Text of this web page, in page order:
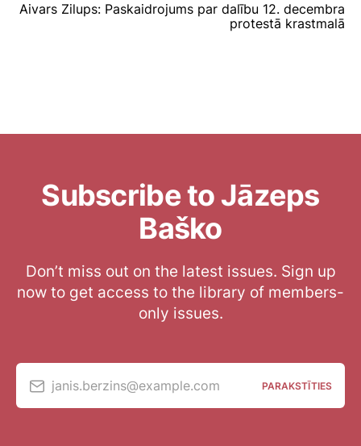
Aivars Zilups: Paskaidrojums par dalību 12. decembra
protestā krastmalā
Subscribe to Jāzeps
Baško
Don’t miss out on the latest issues. Sign up
now to get access to the library of members-
only issues.
janis.berzins@example.com PARAKSTĪTIES